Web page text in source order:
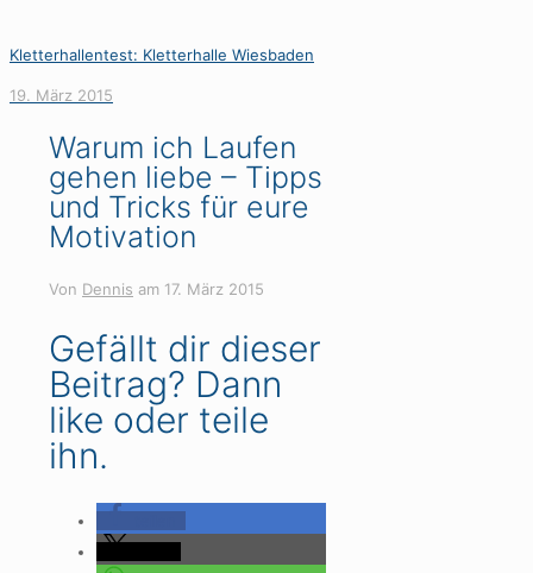
Kletterhallentest: Kletterhalle Wiesbaden
19. März 2015
Warum ich Laufen
gehen liebe – Tipps
und Tricks für eure
Motivation
Von Dennis am 17. März 2015
Gefällt dir dieser
Beitrag? Dann
like oder teile
ihn.